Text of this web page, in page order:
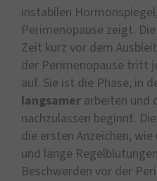
instabilen
Perimenopause zeigt. Die
Zeit kurz vor dem
der Perimenopause tritt
auf. Sie ist die Phase, in
langsamer arbeiten und
nachzulassen beginnt.
die ersten Anzeichen,
und lange
Beschwerden vor der